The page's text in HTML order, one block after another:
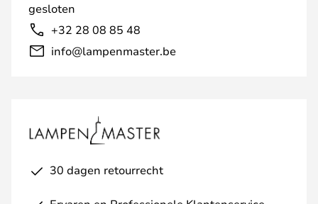
gesloten
+32 28 08 85 48
info@lampenmaster.be
30 dagen retourrecht